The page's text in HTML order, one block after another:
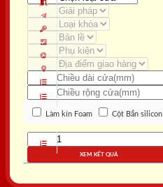
Làm kín Foam Cột Bắn silicon
XEM KẾT QUẢ